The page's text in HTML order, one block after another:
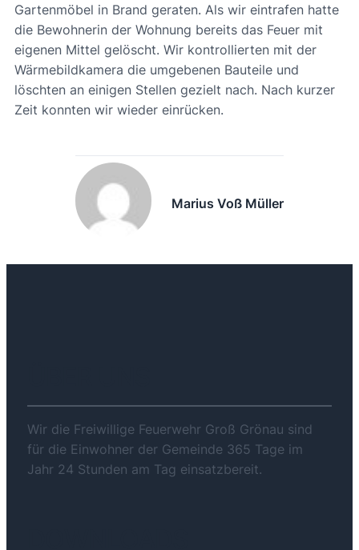
Gartenmöbel in Brand geraten. Als wir eintrafen hatte
die Bewohnerin der Wohnung bereits das Feuer mit
eigenen Mittel gelöscht. Wir kontrollierten mit der
Wärmebildkamera die umgebenen Bauteile und
löschten an einigen Stellen gezielt nach. Nach kurzer
Zeit konnten wir wieder einrücken.
Marius Voß Müller
Wir die Freiwillige Feuerwehr Groß Grönau sind
für die Einwohner der Gemeinde 365 Tage im
Jahr 24 Stunden am Tag einsatzbereit.